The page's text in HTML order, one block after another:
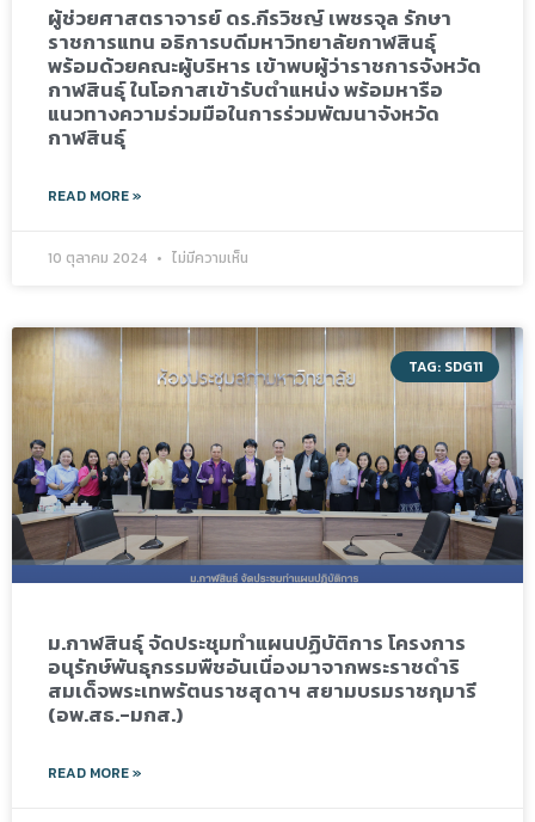
ผู้ช่วยศาสตราจารย์ ดร.กีรวิชญ์ เพชรจุล รักษา
ราชการแทน อธิการบดีมหาวิทยาลัยกาฬสินธุ์
พร้อมด้วยคณะผู้บริหาร เข้าพบผู้ว่าราชการจังหวัด
กาฬสินธุ์ ในโอกาสเข้ารับตำแหน่ง พร้อมหารือ
แนวทางความร่วมมือในการร่วมพัฒนาจังหวัด
กาฬสินธุ์
READ MORE »
10 ตุลาคม 2024 ไม่มีความเห็น
TAG: SDG11
ม.กาฬสินธุ์ จัดประชุมทำแผนปฏิบัติการ โครงการ
อนุรักษ์พันธุกรรมพืชอันเนื่องมาจากพระราชดำริ
สมเด็จพระเทพรัตนราชสุดาฯ สยามบรมราชกุมารี
(อพ.สธ.-มกส.)
READ MORE »